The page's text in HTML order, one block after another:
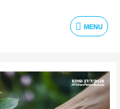
MENU